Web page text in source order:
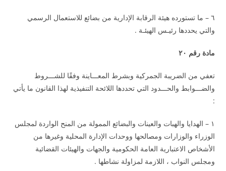
٦ – ما تستورده هيئة الرقابة الإدارية من بضائع للاستعمال الرسمي
والتي يحددها رئيـس الهيئـة .
مادة رقم ٢٠
تعفي من الضريبة الجمركية وبشرط المعـــاينة وفقًا للشـــروط
والضـــوابط والحـــدود التي تحددها اللائحة التنفيذية لهذا القانون ما يأتي
:
١ – الهدايا والهبات والعينات والبضائع الممولة من المنح الواردة لمجلس
الوزراء والوزارات ومصالحها ووحدات الإدارة المحلية وغيرها من
الأشخاص الاعتبارية العامة الحكومية والجهات والهيئات القضائية
ومجلس النواب ، اللازمة لمزاولة نشاطها .